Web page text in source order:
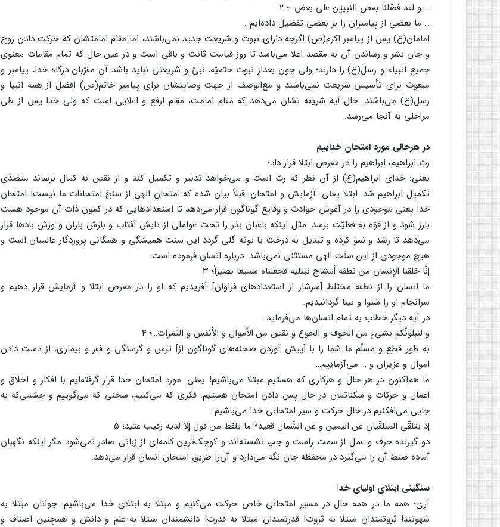
… و لقد فضّلنا بعض النبییّن علی بعض…؛ ۲
… ما بعضی از پیامبران را بر بعضی تفضیل داده‌ایم…
امامان(ع) پس از پیامبر اکرم(ص) اگرچه دارای نبوت و شریعت جدید نمی‌باشند، اما مقام امامتشان که حرکت دادن روح
و جان بشر و رساندن آن به مقصد اعلا می‌باشد تا روز قیامت ثابت و باقی است و در عین حال که تمام مقامات معنوی
جمیع انبیاء و رسل(ع) را دارند؛ ولی چون بعداز نبوت ختمیّه، نبیّ و شریعتی نباید باشد آن مقرّبان درگاه خدا، پیامبر و
مبعوث برای تأسیس شریعت نمی‌باشند و مع‌الوصف از جهت وصایتشان برای پیامبر خاتم(ص) افضل از همه انبیا و
رسل(ع) می‌باشند. حال آیه شریفه نشان می‌دهد که مقام امامت، مقام ارفع و اعلایی است که ولی خدا پس از طی
مراحلی به آنجا می‌رسد.
در هرحالی مورد امتحان خداییم
ربّ ابراهیم، ابراهیم را در معرض ابتلا قرار داد؛
یعنی: خدای ابراهیم(ع) از آن نظر که ربّ است و می‌خواهد تدبیر و تکمیل کند و از نقص به کمال برساند متصدّی
تکمیل ابراهیم شد. ابتلا یعنی: آزمایش و امتحان. قبلاً بیان شده که امتحان الهی از سنخ امتحانات ما نیست! امتحان
خدا یعنی موجودی را در آغوش حوادث و وقایع گوناگون قرار می‌دهد تا استعدادهایی که در کمون ذات آن موجود هست
بارز شود و از قوّه به فعلیّت برسد. مثل اینکه باغبان بذر را تحت عواملی از تابش آفتاب و بارش باران و وزش بادها قرار
می‌دهد تا رشد و نموّ کرده و تبدیل به درخت یا بوته گلی گردد این سنت همیشگی و همگانی پروردگار عالمیان است و
هیچ موجودی از این سنّت الهی مستثنی نمی‌باشد. درباره انسان فرموده است:
إنّا خلقنا الإنسان من نطفه أمشاج نبتلیه فجعلناه سمیعا بصیراً؛ ۳
ما انسان را از نطفه مختلط [سرشار از استعدادهای فراوان] آفریدیم که او را در معرض ابتلا و آزمایش قرار دهیم و
سرانجام او را شنوا و بینا گردانیدیم.
در آیه دیگر خطاب به تمام انسان‌ها می‌فرماید:
و لنبلونّکم بشیءٍ من الخوف و الجوع و نقص من الأموال و الأنفس و الثّمرات…؛ ۴
به طور قطع و مسلّم ما شما را با [پیش آوردن صحنه‌های گوناگون از] ترس و گرسنگی و فقر و بیماری، از دست دادن
اموال و عزیزان و … می‌آزماییم…
ما هم‌اکنون در هر حال و هرکاری که هستیم مبتلا می‌باشیم! یعنی: مورد امتحان خدا قرار گرفته‌ایم با افکار و اخلاق و
اعمال و حرکات و سکناتمان در حال پس دادن امتحان هستیم. فکری که می‌کنیم، سخنی که می‌گوییم و چشمی‌که به
جایی می‌افکنیم در حال حرکت و سیر امتحانی خدا می‌باشیم:
إذ یتلقّی المتلقّیان عن الیمین و عن الشّمال قعید٭ ما یلفظ من قول إلا لدیه رقیب عتید؛ ۵
دو گیرنده حرف و عمل از سمت راست و چپ نشسته‌اند و کوچک‌ترین کلمه‌ای از زبانی صادر نمی‌شود مگر اینکه نگهبان
آماده ضبط آن را می‌گیرد در محفظه جان نگه می‌دارد و آن‌را طریق امتحان انسان قرار می‌دهد.
سنگینی ابتلای اولیای خدا
آری؛ همه ما در همه حال در مسیر امتحانی خاص حرکت می‌کنیم و مبتلا به ابتلای خدا می‌باشیم. جوانان مبتلا به
شهوتند! ثروتمندان مبتلا به ثروت! قدرتمندان مبتلا به قدرت! دانشمندان مبتلا به علم و دانش و همچنین اصناف و